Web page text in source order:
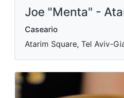
Joe "Menta" -
Caseario
Atarim Square, Tel Aviv-